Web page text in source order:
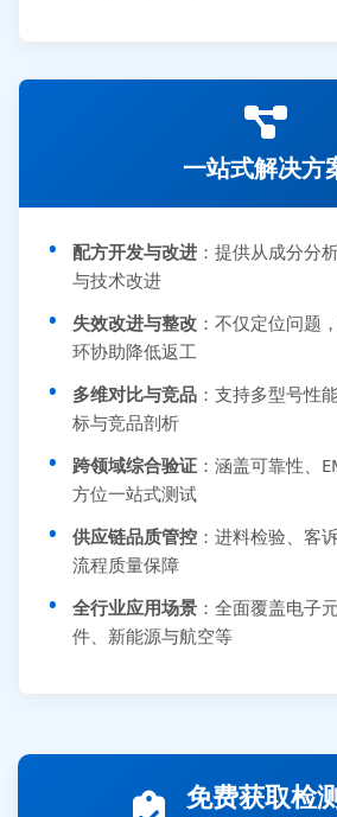
一站式解决方
配方开发与改进 ：提供从成分分
与技术改进
失效改进与整改 ：不仅定位问题
环协助降低返工
多维对比与竞品 ：支持多型号性
标与竞品剖析
跨领域综合验证 ：涵盖可靠性、
方位一站式测试
供应链品质管控 ：进料检验、客
流程质量保障
全行业应用场景 ：全面覆盖电子
件、新能源与航空等
免费获取检
王经理 186****9012 7分钟前提交并网/
赵总 135****7688 12分钟前提交芯片失